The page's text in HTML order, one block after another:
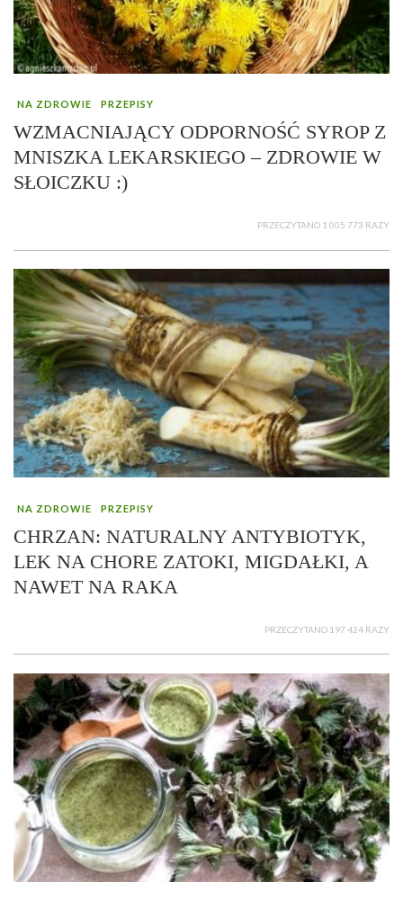
NA ZDROWIE PRZEPISY
WZMACNIAJĄCY ODPORNOŚĆ SYROP Z
MNISZKA LEKARSKIEGO – ZDROWIE W
SŁOICZKU :)
PRZECZYTANO 1 005 773 RAZY
NA ZDROWIE PRZEPISY
CHRZAN: NATURALNY ANTYBIOTYK,
LEK NA CHORE ZATOKI, MIGDAŁKI, A
NAWET NA RAKA
PRZECZYTANO 197 424 RAZY